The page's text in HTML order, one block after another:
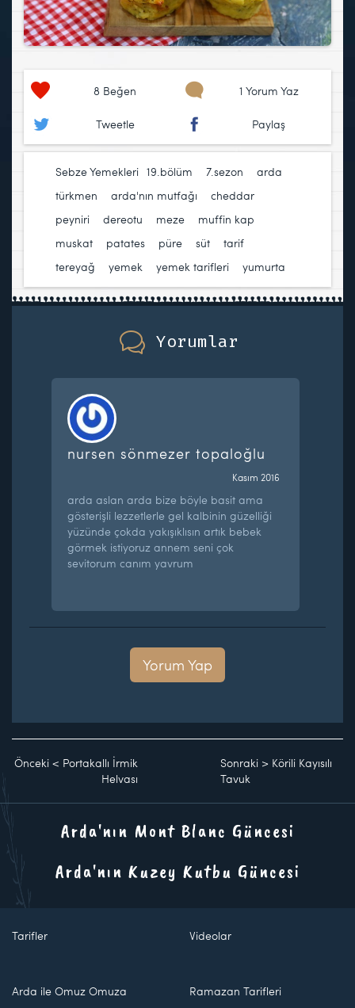
8 Beğen 1 Yorum Yaz
Tweetle Paylaş
Sebze Yemekleri 19.bölüm 7.sezon
arda
türkmen
arda'nın mutfağı
cheddar
peyniri
dereotu meze muffin kap
muskat
patates püre süt tarif
tereyağ
yemek yemek tarifleri yumurta
Yorumlar
nursen sönmezer topaloğlu
Kasım 2016
arda aslan arda bize böyle basit ama
gösterişli lezzetlerle gel kalbinin güzelliği
yüzünde çokda yakışıklısın artık bebek
görmek istiyoruz annem seni çok
sevitorum canım yavrum
Yorum Yap
Önceki < Portakallı İrmik
Helvası
Sonraki > Körili Kayısılı
Tavuk
Arda'nın Mont Blanc Güncesi
Arda'nın Kuzey Kutbu Güncesi
Tarifler Videolar
Arda ile Omuz Omuza Ramazan Tarifleri